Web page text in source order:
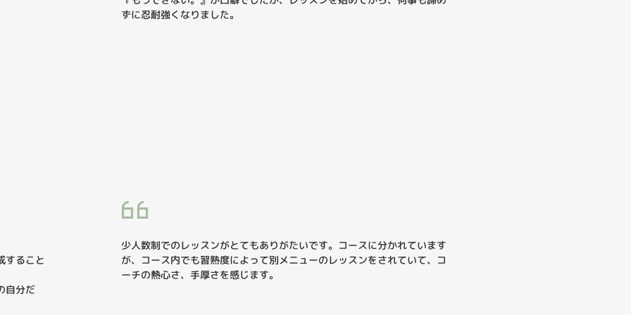
ずに忍耐強くなりました。
すること
自分だ
少人数制でのレッスンがとてもありがたいです。コースに分かれています
が、コース内でも習熟度によって別メニューのレッスンをされていて、コ
ーチの熱心さ、手厚さを感じます。